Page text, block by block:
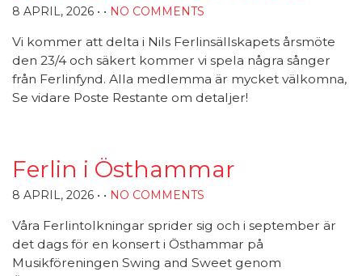
8 APRIL, 2026 • • NO COMMENTS
Vi kommer att delta i Nils Ferlinsällskapets årsmöte
den 23/4 och säkert kommer vi spela några sånger
från Ferlinfynd. Alla medlemma är mycket välkomna,
Se vidare Poste Restante om detaljer!
Ferlin i Östhammar
8 APRIL, 2026 • • NO COMMENTS
Våra Ferlintolkningar sprider sig och i september är
det dags för en konsert i Östhammar på
Musikföreningen Swing and Sweet genom